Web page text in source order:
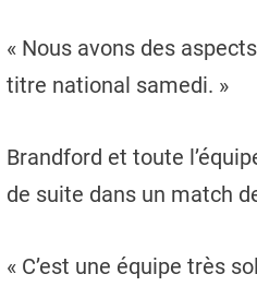
« Nous avons des
titre national samedi. »
Brandford et toute
de suite dans un match
« C’est une équipe très